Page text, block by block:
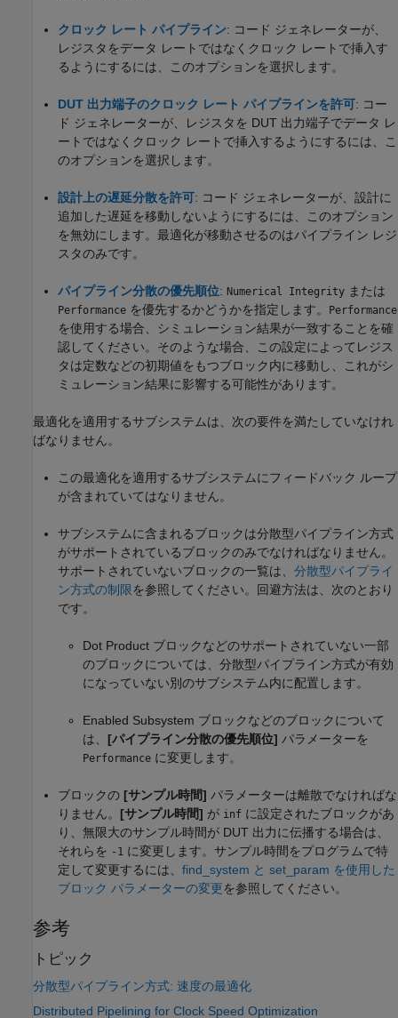
クロック レート パイプライン: コード ジェネレーターが、
レジスタをデータ レートではなくクロック レートで挿入す
るようにするには、このオプションを選択します。
DUT 出力端子のクロック レート パイプラインを許可: コー
ド ジェネレーターが、レジスタを DUT 出力端子でデータ レ
ートではなくクロック レートで挿入するようにするには、こ
のオプションを選択します。
設計上の遅延分散を許可: コード ジェネレーターが、設計に
追加した遅延を移動しないようにするには、このオプション
を無効にします。最適化が移動させるのはパイプライン レジ
スタのみです。
パイプライン分散の優先順位: Numerical Integrity または
Performance を優先するかどうかを指定します。 Performance
を使用する場合、シミュレーション結果が一致することを確
認してください。そのような場合、この設定によってレジス
タは定数などの初期値をもつブロック内に移動し、これがシ
ミュレーション結果に影響する可能性があります。
最適化を適用するサブシステムは、次の要件を満たしていなけれ
ばなりません。
この最適化を適用するサブシステムにフィードバック ループ
が含まれていてはなりません。
サブシステムに含まれるブロックは分散型パイプライン方式
がサポートされているブロックのみでなければなりません。
サポートされていないブロックの一覧は、 分散型パイプライ
ン方式の制限 を参照してください。回避方法は、次のとおり
です。
Dot Product ブロックなどのサポートされていない一部
のブロックについては、分散型パイプライン方式が有効
になっていない別のサブシステム内に配置します。
Enabled Subsystem ブロックなどのブロックについて
は、 [パイプライン分散の優先順位] パラメーターを
Performance に変更します。
ブロックの [サンプル時間] パラメーターは離散でなければな
りません。 [サンプル時間] が inf に設定されたブロックがあ
り、無限大のサンプル時間が DUT 出力に伝播する場合は、
それらを -1 に変更します。サンプル時間をプログラムで特
定して変更するには、 find_system と set_param を使用した
ブロック パラメーターの変更を参照してください。
参考
トピック
分散型パイプライン方式: 速度の最適化
Distributed Pipelining for Clock Speed Optimization